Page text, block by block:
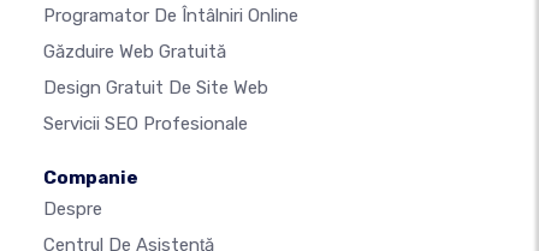
Programator De Întâlniri Online
Găzduire Web Gratuită
Design Gratuit De Site Web
Servicii SEO Profesionale
Companie
Despre
Centrul De Asistenţă